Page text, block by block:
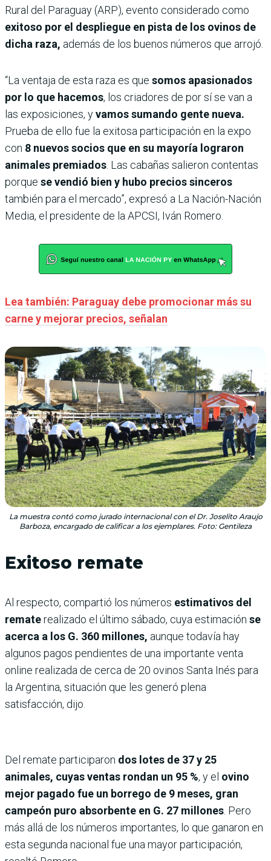
Rural del Paraguay (ARP), evento considerado como
exitoso por el despliegue en pista de los ovinos de
dicha raza, además de los buenos números que arrojó.
“La ventaja de esta raza es que somos apasionados
por lo que hacemos, los criadores de por sí se van a
las exposiciones, yvamos sumando gente nueva.
Prueba de ello fue la exitosa participación en la expo
con 8 nuevos socios que en su mayoría lograron
animales premiados . Las cabañas salieron contentas
porque se vendió bien y hubo precios sinceros
también para el mercado”, expresó a La Nación-Nación
Media, el presidente de la APCSI, Iván Romero.
Lea también: Paraguay debe promocionar más su
carne y mejorar precios, señalan
La muestra contó como jurado internacional con el Dr. Joselito Araujo
Barboza, encargado de calificar a los ejemplares. Foto: Gentileza
Exitoso remate
Al respecto, compartió los números estimativos del
rematerealizado el último sábado, cuya estimación se
acerca a los G. 360 millones, aunque todavía hay
algunos pagos pendientes de una importante venta
online realizada de cerca de 20 ovinos Santa Inés para
la Argentina, situación que les generó plena
satisfacción, dijo.
Del remate participaron dos lotes de 37 y 25
animales, cuyas ventas rondan un 95 %, y el ovino
mejor pagado fue un borrego de 9 meses, gran
campeón puro absorbente en G. 27 millones . Pero
más allá de los números importantes, lo que ganaron en
esta segunda nacional fue una mayor participación,